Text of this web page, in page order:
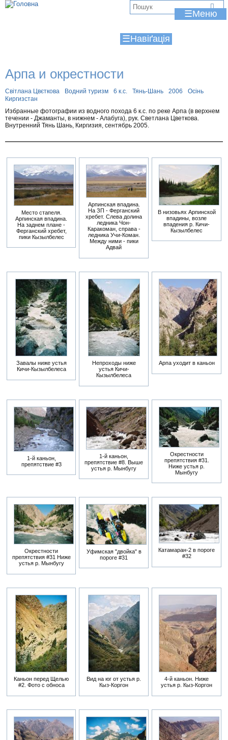
Jump to navigation
☰
☰
Арпа и окрестности
Світлана Цвєткова Водний туризм 6 к.с. Тянь-Шань 2006
Осінь
Киргизстан
Избранные фотографии из водного похода 6 к.с. по реке Арпа (в верхнем
течении - Джаманты, в нижнем - Алабуга), рук. Светлана Цветкова.
Внутренний Тянь Шань, Киргизия, сентябрь 2005.
Место стапеля.
Арпинская впадина.
На заднем плане -
Ферганский хребет,
пики Кызылбелес
Арпинская впадина.
На ЗП - Ферганский
хребет. Слева долина
ледника Чон-
Каракоман, справа -
ледника Учи-Коман.
Между ними - пики
Адвай
В низовьях Арпинской
впадины, возле
впадения р. Кичи-
Кызылбелес
Завалы ниже устья
Кичи-Кызылбелеса
Непроходы ниже
устья Кичи-
Кызылбелеса
Арпа уходит в каньон
1-й каньон,
препятствие #3
1-й каньон,
препятствие #8. Выше
устья р. Мынбугу
Окрестности
препятствия #31.
Ниже устья р.
Мынбугу
Окрестности
препятствия #31 Ниже
устья р. Мынбугу
Уфимская "двойка" в
пороге #31
Катамаран-2 в пороге
#32
Каньон перед Щелью
#2. Фото с обноса
Вид на юг от устья р.
Кыз-Коргон
4-й каньон. Ниже
устья р. Кыз-Коргон